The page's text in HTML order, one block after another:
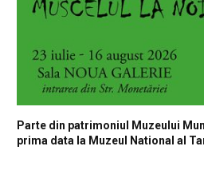
Parte din patrimoniul Muzeului
prima data la Muzeul National al